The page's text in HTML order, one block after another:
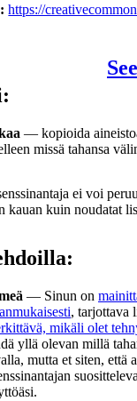
https://
— kopioida
missä tahansa
ei voi
kauan kuin noudatat
— Sinun on
, tarjottava
mikäli olet
yllä olevan millä
mutta et siten, että